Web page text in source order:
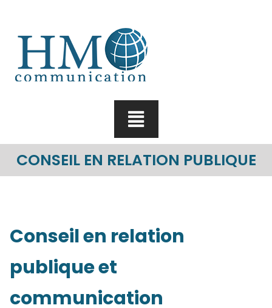
content
CONSEIL EN RELATION PUBLIQUE
Conseil en relation
publique et
communication